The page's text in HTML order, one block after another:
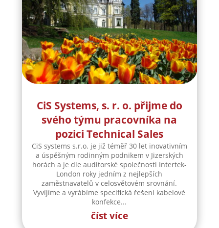
CiS Systems, s. r. o. přijme do
svého týmu pracovníka na
pozici Technical Sales
CiS systems s.r.o. je již téměř 30 let inovativním
a úspěšným rodinným podnikem v Jizerských
horách a je dle auditorské společnosti Intertek-
London roky jedním z nejlepších
zaměstnavatelů v celosvětovém srovnání.
Vyvíjíme a vyrábíme specifická řešení kabelové
konfekce...
číst více